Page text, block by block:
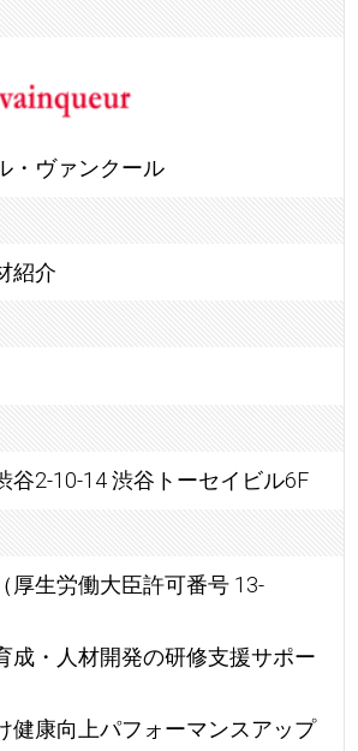
・ヴァンクール
紹介
谷2-10-14 渋谷トーセイビル6F
厚生労働大臣許可番号 13-
成・人材開発の研修支援サポー
健康向上パフォーマンスアップ